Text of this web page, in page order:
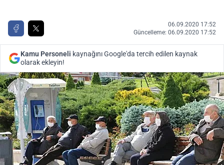
06.09.2020 17:52
Güncelleme: 06.09.2020 17:52
Kamu Personeli kaynağını Google'da tercih edilen kaynak
olarak ekleyin!